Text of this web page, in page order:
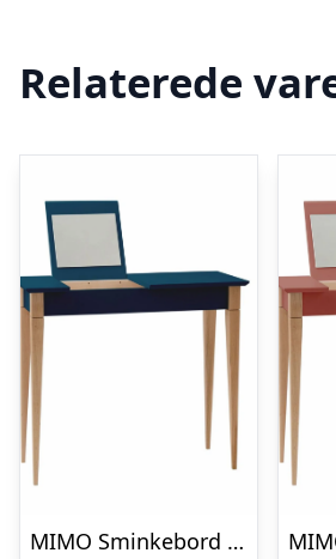
Relaterede
MIMO Sminkebord med spejl – 85x35cm Petrolblå